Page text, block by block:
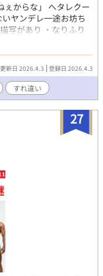
ぇからな」 へタレクー
ヤンデレ一途お坊ち
写があり ・なりふり
ス)が含む ・ハピエン
る人どうぞ 15年の片想
い方はどうぞ ※諸事情
<あらすじ> 幼馴染で大
で自分は恋愛対象外
が、酒に酔って寝て
く覚えていない受け
なら、ワンチャンあ
15年の想いの行方はい
（先行公開／プ
無料／全問回答不
（感想など）
う場合があります。
傷コメントはご遠慮
新日 2026.4.3 登録日 2026.4.3
すれ違い
27